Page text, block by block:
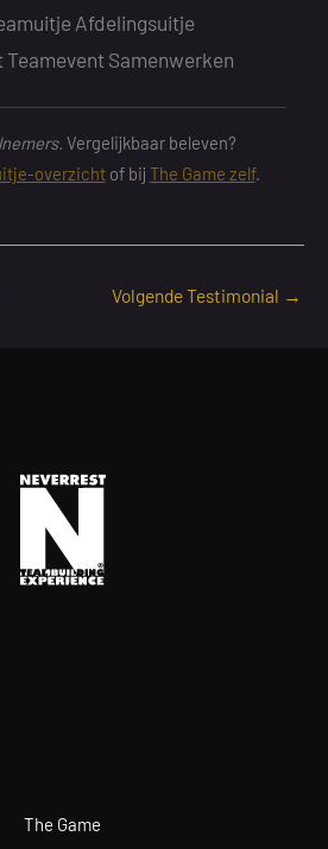
Afdelingsuitje
Samenwerken
Vergelijkbaar beleven?
overzichtof bij The Game zelf.
Volgende Testimonial →
The Game